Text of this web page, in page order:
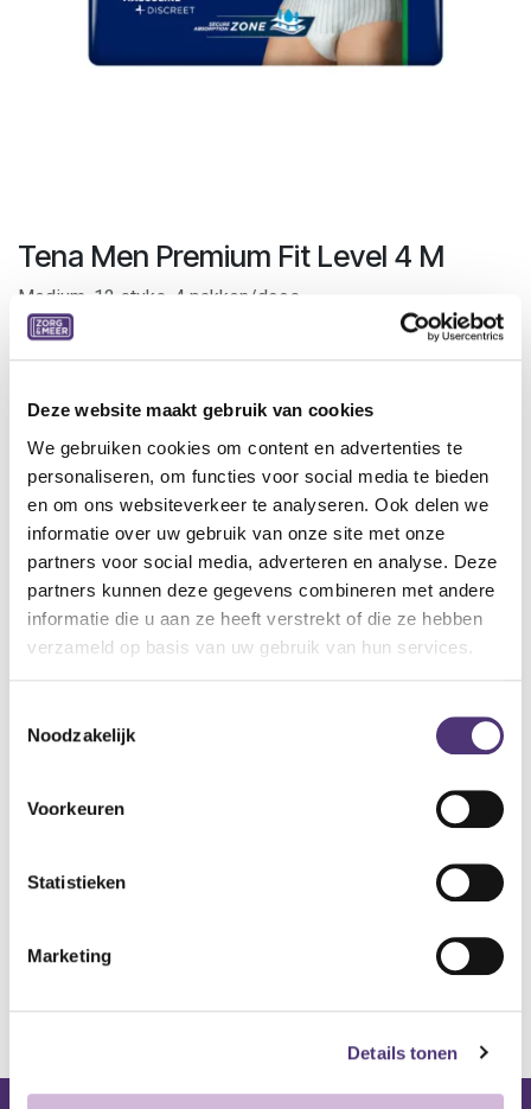
Deze website maakt gebruik van cookies
We gebruiken cookies om content en advertenties te
personaliseren, om functies voor social media te bieden
en om ons websiteverkeer te analyseren. Ook delen we
informatie over uw gebruik van onze site met onze
partners voor social media, adverteren en analyse. Deze
partners kunnen deze gegevens combineren met andere
informatie die u aan ze heeft verstrekt of die ze hebben
verzameld op basis van uw gebruik van hun services.
Noodzakelijk
Voorkeuren
Statistieken
Marketing
Details tonen
Tena Men Premium Fit Level 4 M
Medium, 12 stuks, 4 pakken/doos
TENA Men Premium Fit Protective Underwear Level 4 is
Dit optrekbroekje heeft een maximaal absorptielevel voor
extra zekerheid bij urineverlies. De discrete en
onopvallende pasvorm voelt aan als normaal ondergoed.
Specificaties:
De maat medium is geschikt voor een heupomtrek van
75 tot 100 cm.
Verpakking: per 12 stuks.
Aan winkelmandje toevoegen
Levering: 2-5 werkdagen*
*Bij grote aankopen, gelieve de klantendienst te contacteren. Hier